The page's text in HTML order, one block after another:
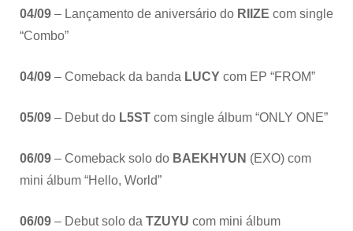
04/09 – Lançamento de aniversário do RIIZE com single
“Combo”
04/09 – Comeback da banda LUCY com EP “FROM”
05/09 – Debut do L5ST com single álbum “ONLY ONE”
06/09 – Comeback solo do BAEKHYUN (EXO) com
mini álbum “Hello, World”
06/09 – Debut solo da TZUYU com mini álbum